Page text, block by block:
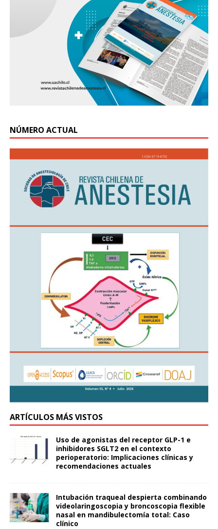
NÚMERO ACTUAL
ARTÍCULOS MÁS VISTOS
Uso de agonistas del receptor GLP-1 e
inhibidores SGLT2 en el contexto
perioperatorio: Implicaciones clínicas y
recomendaciones actuales
Intubación traqueal despierta combinando
videolaringoscopia y broncoscopia flexible
nasal en mandibulectomía total: Caso
clínico